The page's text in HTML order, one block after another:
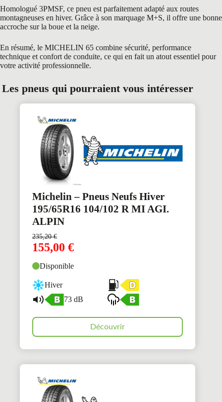
Homologué 3PMSF, ce pneu est parfaitement adapté aux routes
montagneuses en hiver. Grâce à son marquage M+S, il offre une bonne
accroche sur la boue et la neige.
En résumé, le MICHELIN 65 combine sécurité, performance
technique et confort de conduite, ce qui en fait un atout essentiel pour
votre activité professionnelle.
Les pneus qui pourraient vous intéresser
Michelin – Pneus Neufs Hiver
195/65R16 104/102 R MI AGI.
ALPIN
235,20€
155,00 €
Disponible
Hiver
73 dB
Découvrir